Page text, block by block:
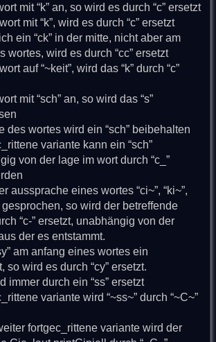
mit “k” an, so wird es durch “c” ersetzt
mit “k”, wird es durch “c” ersetzt
ein “ck” in der mitte, nicht aber am
wortes, wird es durch “cc” ersetzt
auf “~keit”, wird das “k” durch “c”
mit “sch” an, so wird das “s”
des wortes wird ein “sch” beibehalten
variante kann ein “sch”
von der lage im wort durch “c_”
aussprache eines wortes “ci~”, “ki~”,
gesprochen, so wird der betreffende
“c-” ersetzt, unabhängig von der
der es entstammt.
am anfang eines wortes ein
so wird es durch “cy” ersetzt.
immer durch ein “ss” ersetzt
variante wird “~ss~” durch “~C~”
fortgec_rittene variante wird der